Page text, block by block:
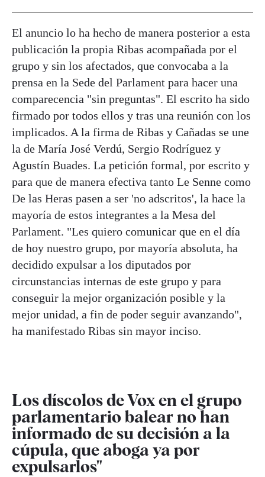
El anuncio lo ha hecho de manera posterior a esta
publicación la propia Ribas acompañada por el
grupo y sin los afectados, que convocaba a la
prensa en la Sede del Parlament para hacer una
comparecencia "sin preguntas". El escrito ha sido
firmado por todos ellos y tras una reunión con los
implicados. A la firma de Ribas y Cañadas se une
la de María José Verdú, Sergio Rodríguez y
Agustín Buades. La petición formal, por escrito y
para que de manera efectiva tanto Le Senne como
De las Heras pasen a ser 'no adscritos', la hace la
mayoría de estos integrantes a la Mesa del
Parlament. "Les quiero comunicar que en el día
de hoy nuestro grupo, por mayoría absoluta, ha
decidido expulsar a los diputados por
circunstancias internas de este grupo y para
conseguir la mejor organización posible y la
mejor unidad, a fin de poder seguir avanzando",
ha manifestado Ribas sin mayor inciso.
Los díscolos de Vox en el grupo
parlamentario balear no han
informado de su decisión a la
cúpula, que aboga ya por
expulsarlos"